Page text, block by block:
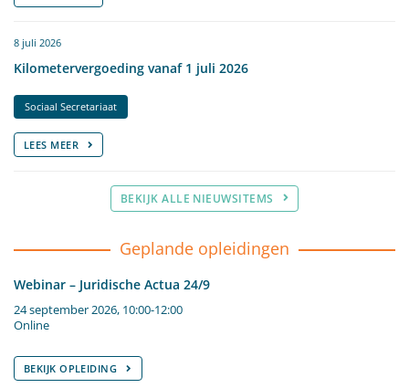
8 juli 2026
Kilometervergoeding vanaf 1 juli 2026
Sociaal Secretariaat
LEES MEER
BEKIJK ALLE NIEUWSITEMS
Geplande opleidingen
Webinar – Juridische Actua 24/9
24 september 2026, 10:00-12:00
Online
BEKIJK OPLEIDING